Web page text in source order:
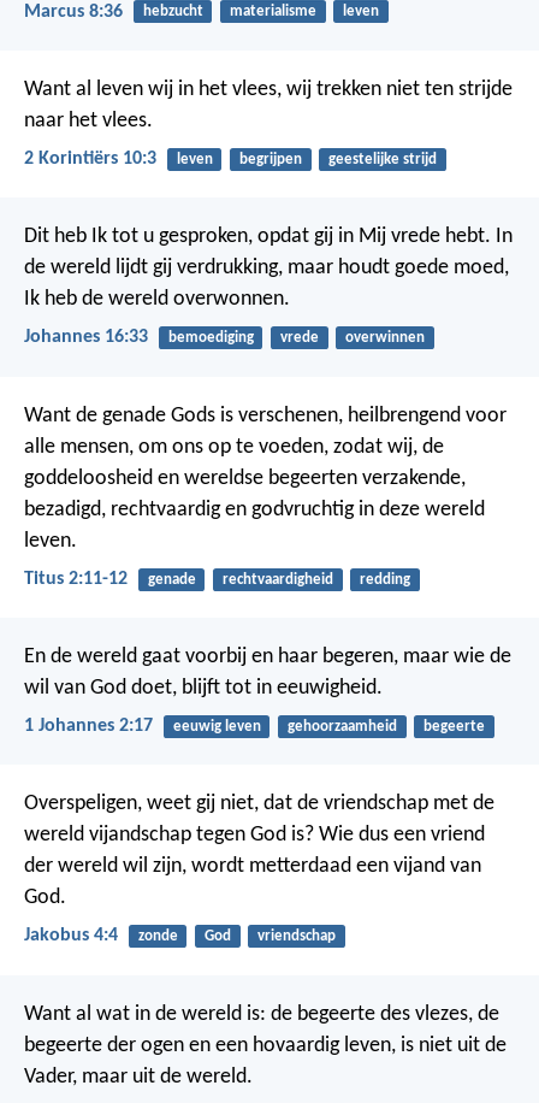
Marcus 8:36 hebzucht materialisme leven
Want al leven wij in het vlees, wij trekken niet ten strijde
naar het vlees.
2 Korintiërs 10:3 leven begrijpen geestelijke strijd
Dit heb Ik tot u gesproken, opdat gij in Mij vrede hebt. In
de wereld lijdt gij verdrukking, maar houdt goede moed,
Ik heb de wereld overwonnen.
Johannes 16:33 bemoediging vrede overwinnen
Want de genade Gods is verschenen, heilbrengend voor
alle mensen, om ons op te voeden, zodat wij, de
goddeloosheid en wereldse begeerten verzakende,
bezadigd, rechtvaardig en godvruchtig in deze wereld
leven.
Titus 2:11-12 genade rechtvaardigheid redding
En de wereld gaat voorbij en haar begeren, maar wie de
wil van God doet, blijft tot in eeuwigheid.
1 Johannes 2:17 eeuwig leven gehoorzaamheid begeerte
Overspeligen, weet gij niet, dat de vriendschap met de
wereld vijandschap tegen God is? Wie dus een vriend
der wereld wil zijn, wordt metterdaad een vijand van
God.
Jakobus 4:4 zonde God vriendschap
Want al wat in de wereld is: de begeerte des vlezes, de
begeerte der ogen en een hovaardig leven, is niet uit de
Vader, maar uit de wereld.